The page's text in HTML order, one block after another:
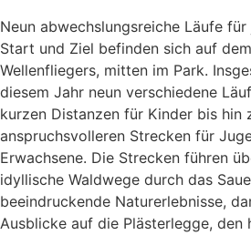
Neun abwechslungsreiche Läufe für
Start und Ziel befinden sich auf
Wellenfliegers, mitten im Park.
diesem Jahr neun verschiedene
kurzen Distanzen für Kinder bis hin
anspruchsvolleren Strecken für
Erwachsene. Die Strecken führen
idyllische Waldwege durch das
beeindruckende Naturerlebnisse,
Ausblicke auf die Plästerlegge, den